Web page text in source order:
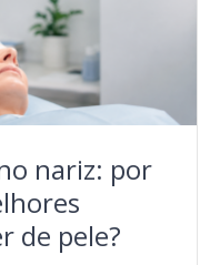
nariz: por
de pele?